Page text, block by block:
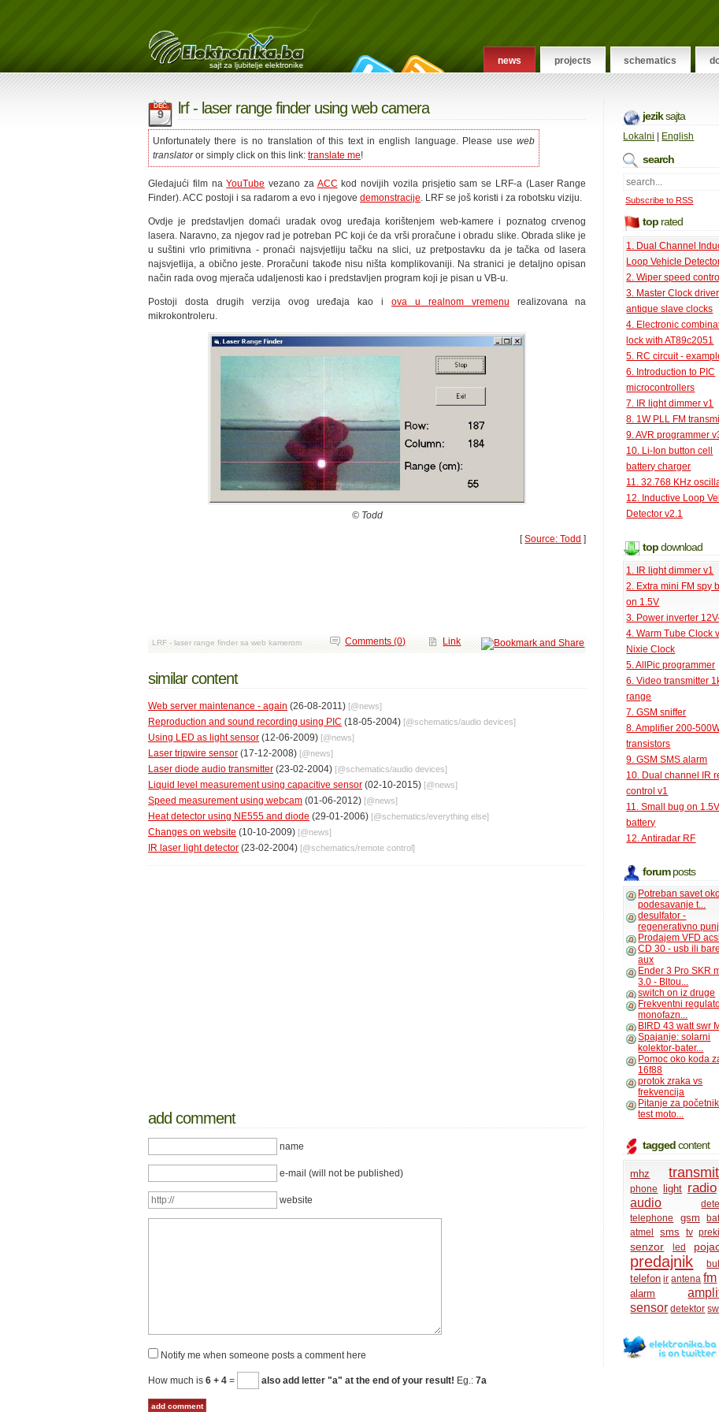
news projects schematics
DEC
9 lrf - laser range finder using web camera
Unfortunately there is no translation of this text in english language. Please use web
translatoror simply click on this link: translate me!
Gledajući film naYouTube vezano za ACC kod novijih vozila prisjetio sam se LRF-a (Laser Range
Finder). ACC postoji i sa radarom a evo i njegove demonstracije. LRF se još koristi i za robotsku viziju.
Ovdje je predstavljen domaći uradak ovog uređaja korištenjem web-kamere i poznatog crvenog
lasera. Naravno, za njegov rad je potreban PC koji će da vrši proračune i obradu slike. Obrada slike je
u suštini vrlo primitivna - pronaći najsvjetliju tačku na slici, uz pretpostavku da je tačka od lasera
najsvjetlija, a obično jeste. Proračuni takođe nisu ništa komplikovaniji. Na stranici je detaljno opisan
način rada ovog mjerača udaljenosti kao i predstavljen program koji je pisan u VB-u.
Postoji dosta drugih verzija ovog uređaja kao iova u realnom vremenu realizovana na
mikrokontroleru.
© Todd
[Source: Todd ]
LRF - laser range finder sa web kamerom Link
Comments (0)
similar content
Web server maintenance - again (26-08-2011) [@news]
Reproduction and sound recording using PIC (18-05-2004) [@schematics/audio devices]
Using LED as light sensor (12-06-2009) [@news]
Laser tripwire sensor (17-12-2008) [@news]
Laser diode audio transmitter (23-02-2004) [@schematics/audio devices]
Liquid level measurement using capacitive sensor (02-10-2015) [@news]
Speed measurement using webcam (01-06-2012) [@news]
Heat detector using NE555 and diode (29-01-2006) [@schematics/everything else]
Changes on website (10-10-2009) [@news]
IR laser light detector (23-02-2004) [@schematics/remote control]
add comment
name
e-mail (will not be published)
website
Notify me when someone posts a comment here
How much is 6 + 4 = also add letter "a" at the end of your result! Eg.: 7a
jeziksajta
Lokalni English
search
Subscribe to RSS
top rated
1. Dual Channel
Loop Vehicle
2. Wiper speed
3. Master Clock
antique slave clocks
4. Electronic
lock with AT89c2051
5. RC circuit -
6. Introduction to PIC
microcontrollers
7. IR light dimmer v1
8. 1W PLL FM
9. AVR programmer
10. Li-Ion button cell
battery charger
11. 32.768 KHz
12. Inductive Loop
Detector v2.1
topdownload
1. IR light dimmer v1
2. Extra mini FM spy
on 1.5V
3. Power inverter
4. Warm Tube Clock
Nixie Clock
5. AllPic programmer
6. Video transmitter
range
7. GSM sniffer
8. Amplifier 200-
transistors
9. GSM SMS alarm
10. Dual channel IR
control v1
11. Small bug on 1.5V
battery
12. Antiradar RF
forumposts
Potreban savet
podesavanje t...
desulfator -
regenerativno
Prodajem VFD
CD 30 - usb ili
aux
Ender 3 Pro SKR
3.0 - Bltou...
switch on iz druge
Frekventni
monofazn...
BIRD 43 watt swr
Spajanje: solarni
kolektor-bater...
Pomoc oko koda
16f88
protok zraka vs
frekvencija
Pitanje za
test moto...
taggedcontent
mhz
phone light radio
audio
telephone
gsm
atmel
sms tv
senzor led
predajnik
telefon ir antena fm
alarm
sensor detektor